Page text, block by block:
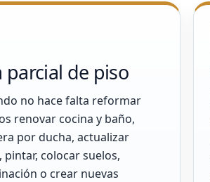
parcial de piso
no hace falta reformar
renovar cocina y baño,
por ducha, actualizar
pintar, colocar suelos,
o crear nuevas